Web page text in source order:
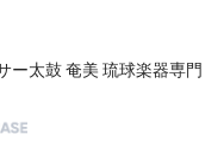
ー太鼓 奄美 琉球楽器専門